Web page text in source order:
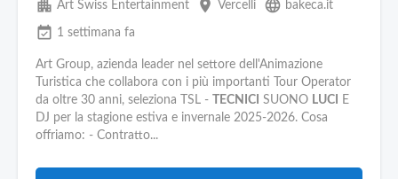
apartment Art Swiss Entertainment place Vercelli language bakeca.it
event_available 1 settimana fa
Art Group, azienda leader nel settore dell'Animazione
Turistica che collabora con i più importanti Tour Operator
da oltre 30 anni, seleziona TSL -
TECNICI SUONO LUCI
E
DJ per la stagione estiva e invernale 2025-2026. Cosa
offriamo: - Contratto...